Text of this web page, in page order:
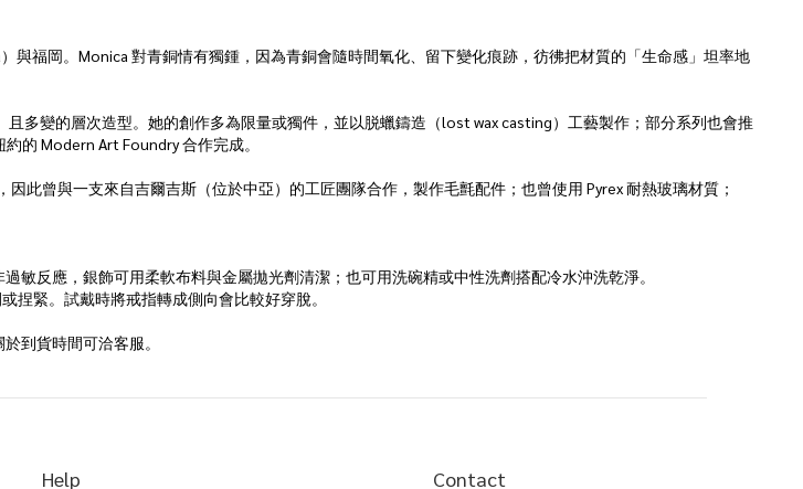
福岡。Monica 對青銅情有獨鍾，因為青銅會隨時間氧化、留下變化痕跡，彷彿把材質的「生命感」坦率地
多變的層次造型。她的創作多為限量或獨件，並以脱蠟鑄造（lost wax casting）工藝製作；部分系列也會推
的 Modern Art Foundry 合作完成。
此曾與一支來自吉爾吉斯（位於中亞）的工匠團隊合作，製作毛氈配件；也曾使用 Pyrex 耐熱玻璃材質；
反應，銀飾可用柔軟布料與金屬拋光劑清潔；也可用洗碗精或中性洗劑搭配冷水沖洗乾淨。
捏緊。試戴時將戒指轉成側向會比較好穿脫。
到貨時間可洽客服。
Help Contact